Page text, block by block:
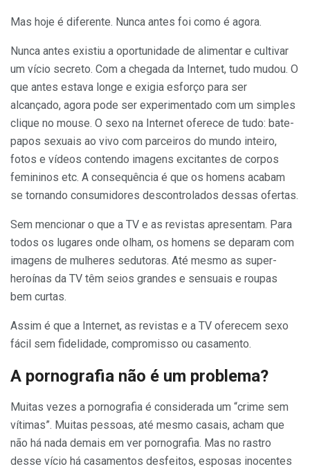
Mas hoje é diferente. Nunca antes foi como é agora.
Nunca antes existiu a oportunidade de alimentar e cultivar
um vício secreto. Com a chegada da Internet, tudo mudou. O
que antes estava longe e exigia esforço para ser
alcançado, agora pode ser experimentado com um simples
clique no mouse. O sexo na Internet oferece de tudo: bate-
papos sexuais ao vivo com parceiros do mundo inteiro,
fotos e vídeos contendo imagens excitantes de corpos
femininos etc. A consequência é que os homens acabam
se tornando consumidores descontrolados dessas ofertas.
Sem mencionar o que a TV e as revistas apresentam. Para
todos os lugares onde olham, os homens se deparam com
imagens de mulheres sedutoras. Até mesmo as super-
heroínas da TV têm seios grandes e sensuais e roupas
bem curtas.
Assim é que a Internet, as revistas e a TV oferecem sexo
fácil sem fidelidade, compromisso ou casamento.
A pornografia não é um problema?
Muitas vezes a pornografia é considerada um “crime sem
vítimas”. Muitas pessoas, até mesmo casais, acham que
não há nada demais em ver pornografia. Mas no rastro
desse vício há casamentos desfeitos, esposas inocentes